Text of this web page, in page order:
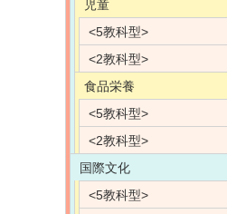
児童
<5教科型>
<2教科型>
食品栄養
<5教科型>
<2教科型>
国際文化
<5教科型>